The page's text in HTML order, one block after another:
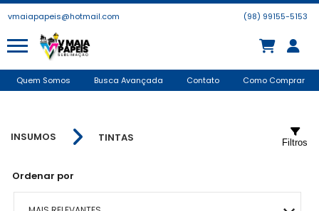
Quem Somos Busca Avançada Contato Como Comprar
vmaiapapeis@hotmail.com (98) 99155-5153
INSUMOS TINTAS
Ordenar por
Filtros